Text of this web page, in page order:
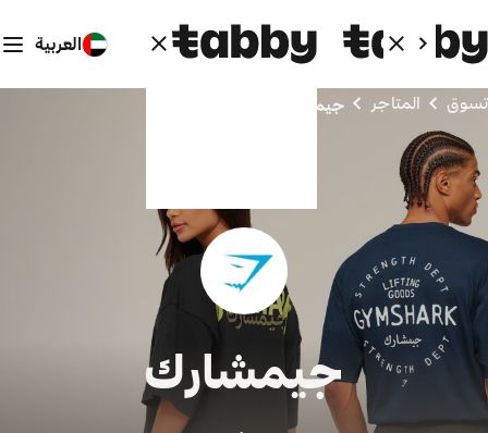
العربية
تسوق المتاجر جيمشارك
جيمشارك